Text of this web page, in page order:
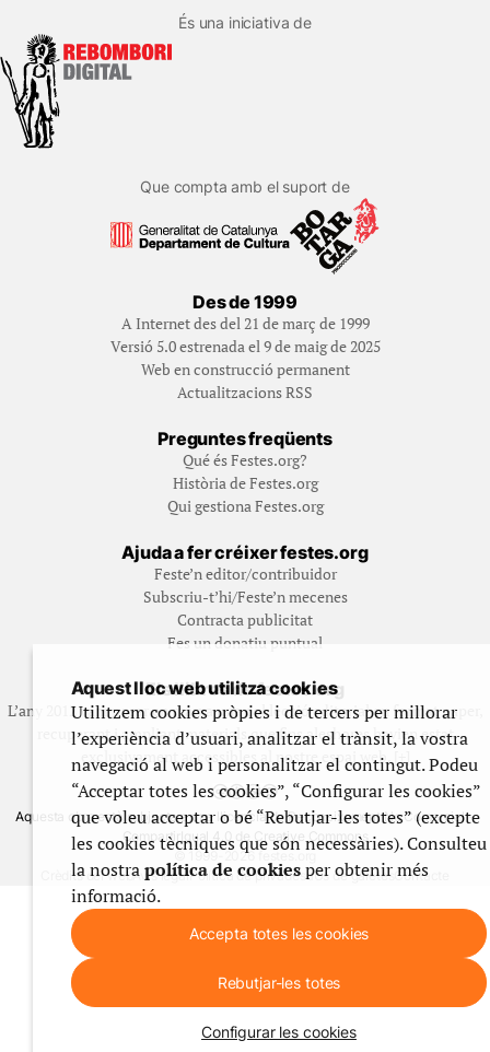
És una iniciativa de
Que compta amb el suport de
Des de 1999
A Internet des del 21 de març de 1999
Versió 5.0 estrenada el 9 de maig de 2025
Web en construcció permanent
Actualitzacions RSS
Preguntes freqüents
Qué és Festes.org?
Història de Festes.org
Qui gestiona Festes.org
Ajuda a fer créixer festes.org
Feste’n editor/contribuidor
Subscriu-t’hi/Feste’n mecenes
Contracta publicitat
Fes un donatiu puntual
Els llibres de festes.org
L’any 2012 vam posar en marxa una col·lecció editorial en format paper,
recuperant i ampliant materials que fins aleshores havien estat
exclusivament accessibles al nostre espai web. [+]
Aquesta obra està subjecta a una llicència de Reconeixement No Comercial -
CompartirIgual 4.0 de Creative Commons
© 1999-2026 festes.org
Crèdits del webAvís legalPolítica de privadesaÚs de galetes Contacte
Aquest lloc web utilitza cookies
Utilitzem cookies pròpies i de tercers per millorar
l’experiència d’usuari, analitzar el trànsit, la vostra
navegació al web i personalitzar el contingut. Podeu
“Acceptar totes les cookies”, “Configurar les cookies”
que voleu acceptar o bé “Rebutjar-les totes” (excepte
les cookies tècniques que són necessàries). Consulteu
la nostrapolítica de cookiesper obtenir més
informació.
Accepta totes les cookies
Rebutjar-les totes
Configurar les cookies